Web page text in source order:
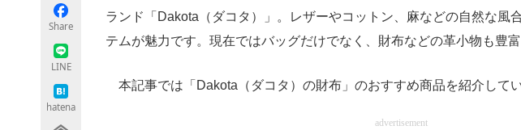
Share
LINE
hatena
ランド「Dakota（ダコタ）」。レザーやコットン、麻などの自然な風
テムが魅力です。現在ではバッグだけでなく、財布などの革小物も豊
本記事では「Dakota（ダコタ）の財布」のおすすめ商品を紹介してい
advertisement